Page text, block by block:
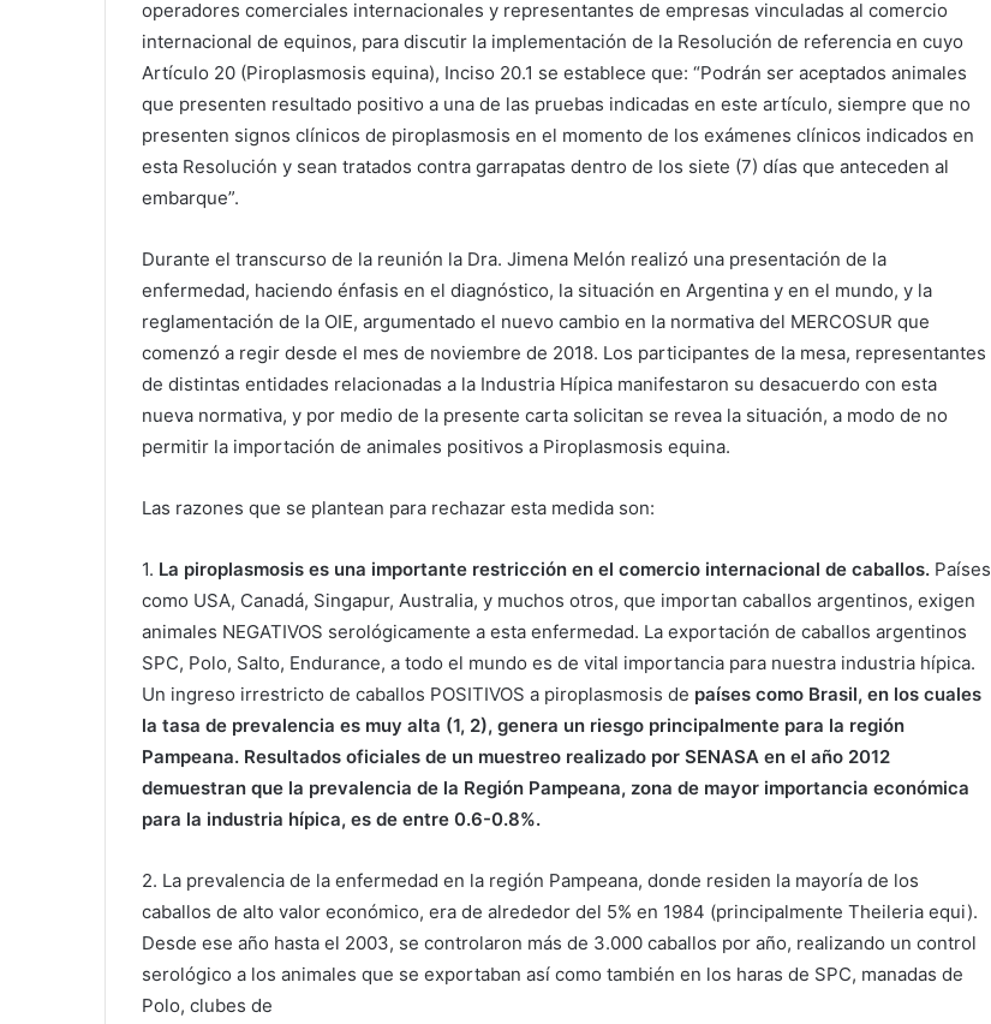
operadores comerciales internacionales y representantes de empresas vinculadas al comercio
internacional de equinos, para discutir la implementación de la Resolución de referencia en cuyo
Artículo 20 (Piroplasmosis equina), Inciso 20.1 se establece que: “Podrán ser aceptados animales
que presenten resultado positivo a una de las pruebas indicadas en este artículo, siempre que no
presenten signos clínicos de piroplasmosis en el momento de los exámenes clínicos indicados en
esta Resolución y sean tratados contra garrapatas dentro de los siete (7) días que anteceden al
embarque”.
Durante el transcurso de la reunión la Dra. Jimena Melón realizó una presentación de la
enfermedad, haciendo énfasis en el diagnóstico, la situación en Argentina y en el mundo, y la
reglamentación de la OIE, argumentado el nuevo cambio en la normativa del MERCOSUR que
comenzó a regir desde el mes de noviembre de 2018. Los participantes de la mesa, representantes
de distintas entidades relacionadas a la Industria Hípica manifestaron su desacuerdo con esta
nueva normativa, y por medio de la presente carta solicitan se revea la situación, a modo de no
permitir la importación de animales positivos a Piroplasmosis equina.
Las razones que se plantean para rechazar esta medida son:
1. La piroplasmosis es una importante restricción en el comercio internacional de caballos. Países
como USA, Canadá, Singapur, Australia, y muchos otros, que importan caballos argentinos, exigen
animales NEGATIVOS serológicamente a esta enfermedad. La exportación de caballos argentinos
SPC, Polo, Salto, Endurance, a todo el mundo es de vital importancia para nuestra industria hípica.
Un ingreso irrestricto de caballos POSITIVOS a piroplasmosis de países como Brasil, en los cuales
la tasa de prevalencia es muy alta (1, 2), genera un riesgo principalmente para la región
Pampeana. Resultados oficiales de un muestreo realizado por SENASA en el año 2012
demuestran que la prevalencia de la Región Pampeana, zona de mayor importancia económica
para la industria hípica, es de entre 0.6-0.8%.
2. La prevalencia de la enfermedad en la región Pampeana, donde residen la mayoría de los
caballos de alto valor económico, era de alrededor del 5% en 1984 (principalmente Theileria equi).
Desde ese año hasta el 2003, se controlaron más de 3.000 caballos por año, realizando un control
serológico a los animales que se exportaban así como también en los haras de SPC, manadas de
Polo, clubes de